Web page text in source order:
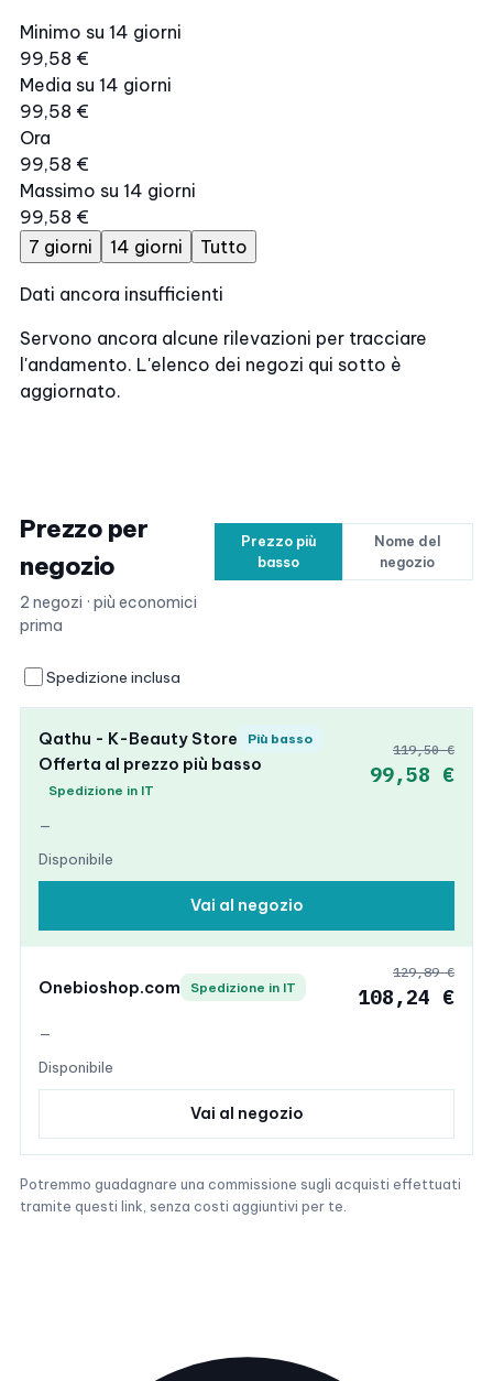
Minimo su 14 giorni
99,58 €
Media su 14 giorni
99,58 €
Ora
99,58 €
Massimo su 14 giorni
99,58 €
7 giorni
14 giorni Tutto
Dati ancora insufficienti
Servono ancora alcune rilevazioni per tracciare
l'andamento. L'elenco dei negozi qui sotto è
aggiornato.
Prezzo per
negozio
2 negozi · più economici
prima
Prezzo più
basso
Nome del
negozio
Spedizione inclusa
Qathu - K-Beauty Store Più basso
Offerta al prezzo più basso
Spedizione in IT
—
Disponibile
119,50 €
99,58 €
Vai al negozio
Onebioshop.com Spedizione in IT
—
Disponibile
129,89 €
108,24 €
Vai al negozio
Potremmo guadagnare una commissione sugli acquisti effettuati
tramite questi link, senza costi aggiuntivi per te.